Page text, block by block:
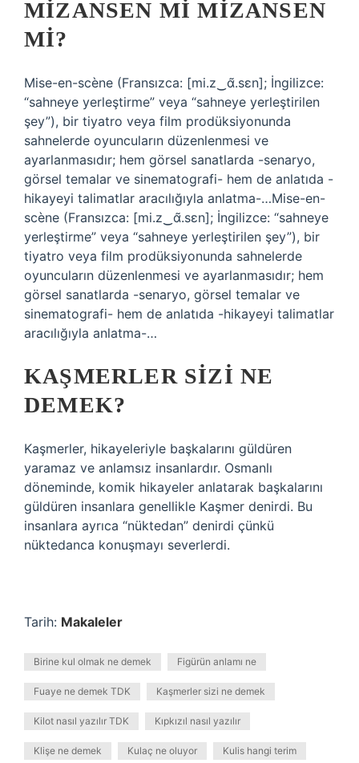
MIZANSEN MI MIZANSEN
MI?
Mise-en-scène (Fransızca: [mi.z‿ɑ̃.sɛn]; İngilizce:
“sahneye yerleştirme” veya “sahneye yerleştirilen
şey”), bir tiyatro veya film prodüksiyonunda
sahnelerde oyuncuların düzenlenmesi ve
ayarlanmasıdır; hem görsel sanatlarda -senaryo,
görsel temalar ve sinematografi- hem de anlatıda -
hikayeyi talimatlar aracılığıyla anlatma-…Mise-en-
scène (Fransızca: [mi.z‿ɑ̃.sɛn]; İngilizce: “sahneye
yerleştirme” veya “sahneye yerleştirilen şey”), bir
tiyatro veya film prodüksiyonunda sahnelerde
oyuncuların düzenlenmesi ve ayarlanmasıdır; hem
görsel sanatlarda -senaryo, görsel temalar ve
sinematografi- hem de anlatıda -hikayeyi talimatlar
aracılığıyla anlatma-…
KAŞMERLER SIZI NE
DEMEK?
Kaşmerler, hikayeleriyle başkalarını güldüren
yaramaz ve anlamsız insanlardır. Osmanlı
döneminde, komik hikayeler anlatarak başkalarını
güldüren insanlara genellikle Kaşmer denirdi. Bu
insanlara ayrıca “nüktedan” denirdi çünkü
nüktedanca konuşmayı severlerdi.
Tarih: Makaleler
Birine kul olmak ne demek Figürün anlamı ne
Fuaye ne demek TDK Kaşmerler sizi ne demek
Kilot nasıl yazılır TDK Kıpkızıl nasıl yazılır
Klişe ne demek Kulaç ne oluyor Kulis hangi terim